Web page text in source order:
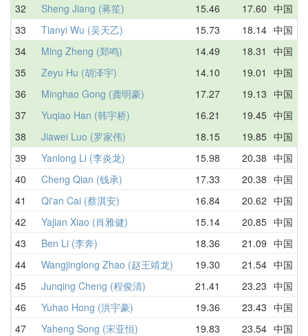
32
Sheng Jiang (蒋笙) 15.46 17.60 中国
33
Tianyi Wu (吴天乙) 15.73 18.14 中国
34
Ming Zheng (郑鸣) 14.49 18.31
中国
35
Zeyu Hu (胡泽宇) 14.10 19.01
中国
36
Minghao Gong (龚明豪) 17.27 19.13 中国
37
Yuqiao Han (韩宇桥) 16.21 19.45 中国
38
Jiawei Luo (罗家伟) 18.15 19.85 中国
39
Yanlong Li (李炎龙) 15.98 20.38 中国
40
Cheng Qian (钱承) 17.33 20.38 中国
41
Qi'an Cai (蔡淇安) 16.84 20.62 中国
42
Yajian Xiao (肖雅健) 15.14 20.85 中国
43
Ben Li (李奔) 18.36 21.09 中国
44
Wangjinglong Zhao (赵王靖龙) 19.30 21.54 中国
45
Junqing Cheng (程俊清) 21.41 23.23 中国
46
Yuhao Hong (洪宇豪) 19.36 23.43 中国
47
Yaheng Song (宋亚恒) 19.83 23.54 中国